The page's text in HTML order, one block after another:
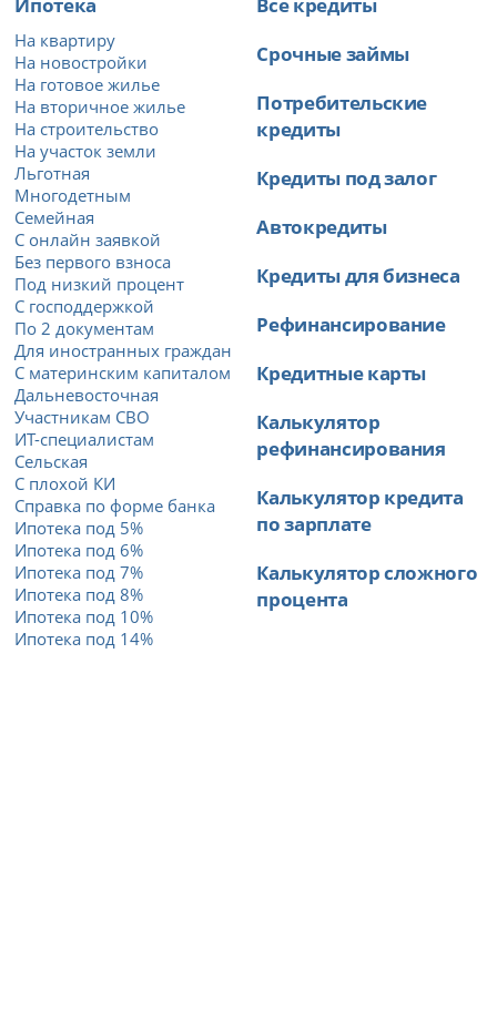
На квартиру
На новостройки
На готовое жилье
На вторичное жилье
На строительство
На участок земли
Льготная
Многодетным
Семейная
С онлайн заявкой
Без первого взноса
Под низкий процент
С господдержкой
По 2 документам
Для иностранных граждан
С материнским капиталом
Дальневосточная
Участникам СВО
ИТ-специалистам
Сельская
С плохой КИ
Справка по форме банка
Ипотека под 5%
Ипотека под 6%
Ипотека под 7%
Ипотека под 8%
Ипотека под 10%
Ипотека под 14%
Срочные займы
Потребительские
кредиты
Кредиты под залог
Автокредиты
Кредиты для бизнеса
Рефинансирование
Кредитные карты
Калькулятор
рефинансирования
Калькулятор кредита
по зарплате
Калькулятор сложного
процента